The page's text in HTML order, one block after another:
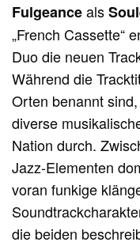
Fulgeanceals
„French Cassette“
Duo die neuen
Während die
Orten benannt
diverse
Nation durch.
Jazz-Elementen
voran funkige
die beiden